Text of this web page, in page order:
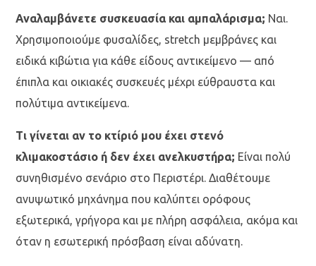
Αναλαμβάνετε συσκευασία και αμπαλάρισμα; Ναι.
Χρησιμοποιούμε φυσαλίδες, stretch μεμβράνες και
ειδικά κιβώτια για κάθε είδους αντικείμενο — από
έπιπλα και οικιακές συσκευές μέχρι εύθραυστα και
πολύτιμα αντικείμενα.
Τι γίνεται αν το κτίριό μου έχει στενό
κλιμακοστάσιο ή δεν έχει ανελκυστήρα; Είναι πολύ
συνηθισμένο σενάριο στο Περιστέρι. Διαθέτουμε
ανυψωτικό μηχάνημα που καλύπτει ορόφους
εξωτερικά, γρήγορα και με πλήρη ασφάλεια, ακόμα και
όταν η εσωτερική πρόσβαση είναι αδύνατη.